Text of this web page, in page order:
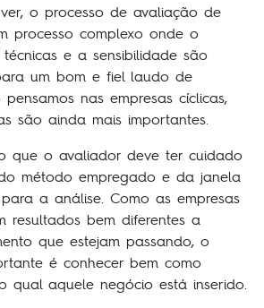
o processo de avaliação de
processo complexo onde o
e a sensibilidade são
um bom e fiel laudo de
nas empresas cíclicas,
são ainda mais importantes.
que o avaliador deve ter cuidado
método empregado e da janela
a análise. Como as empresas
resultados bem diferentes a
que estejam passando, o
é conhecer bem como
qual aquele negócio está inserido.